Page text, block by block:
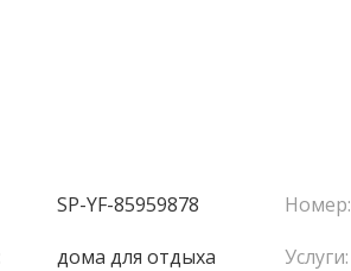
максимального комфорта.
SP-YF-85959878
домa для отдыха
Номер:
Услуги: